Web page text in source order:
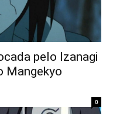
pelo Izanagi
Mangekyo
0